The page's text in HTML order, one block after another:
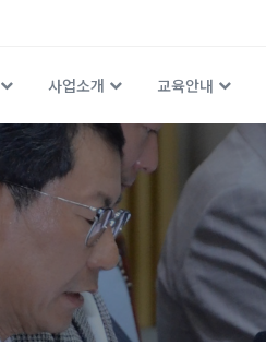
사업소개 교육안내